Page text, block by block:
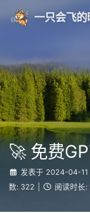
一只会飞的
🚀 免费
发表于 2024-04-11
数: 322 阅读时长: